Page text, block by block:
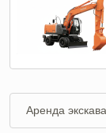
Аренда